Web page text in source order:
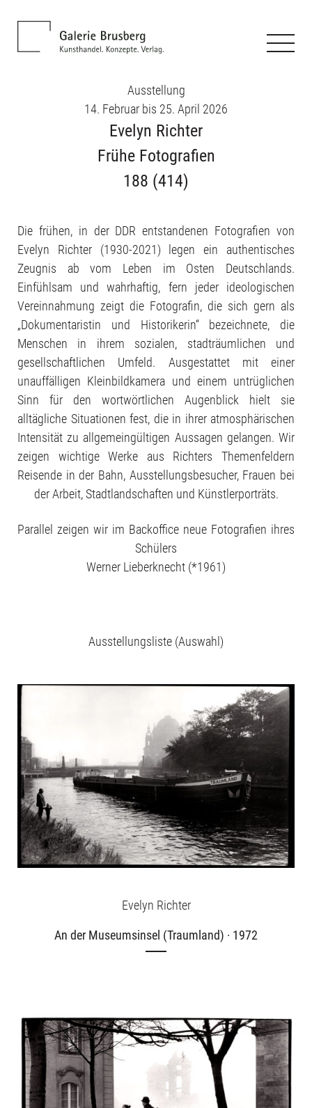
Ausstellung
14. Februar bis 25. April 2026
Evelyn Richter
Frühe Fotografien
188 (414)
Die frühen, in der DDR entstandenen Fotografien von
Evelyn Richter (1930-2021) legen ein authentisches
Zeugnis ab vom Leben im Osten Deutschlands.
Einfühlsam und wahrhaftig, fern jeder ideologischen
Vereinnahmung zeigt die Fotografin, die sich gern als
„Dokumentaristin und Historikerin“ bezeichnete, die
Menschen in ihrem sozialen, stadträumlichen und
gesellschaftlichen Umfeld. Ausgestattet mit einer
unauffälligen Kleinbildkamera und einem untrüglichen
Sinn für den wortwörtlichen Augenblick hielt sie
alltägliche Situationen fest, die in ihrer atmosphärischen
Intensität zu allgemeingültigen Aussagen gelangen. Wir
zeigen wichtige Werke aus Richters Themenfeldern
Reisende in der Bahn, Ausstellungsbesucher, Frauen bei
der Arbeit, Stadtlandschaften und Künstlerporträts.
Parallel zeigen wir im Backoffice neue Fotografien ihres
Schülers
Werner Lieberknecht (*1961)
Ausstellungsliste (Auswahl)
Evelyn Richter
An der Museumsinsel (Traumland) · 1972